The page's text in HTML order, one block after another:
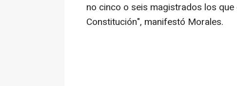
no cinco o seis magistrados los
Constitución", manifestó Morales.